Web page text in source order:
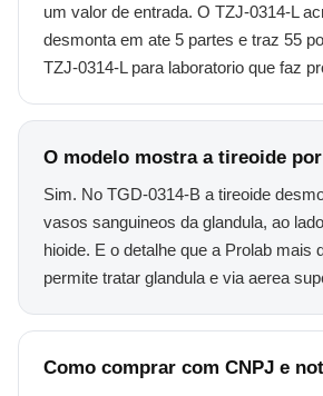
um valor de entrada. O TZJ-0314-L
desmonta em ate 5 partes e traz 55
TZJ-0314-L para laboratorio que faz
O modelo mostra a tireoide
Sim. No TGD-0314-B a tireoide
vasos sanguineos da glandula, ao
hioide. E o detalhe que a Prolab mais
permite tratar glandula e via aerea
Como comprar com CNPJ e